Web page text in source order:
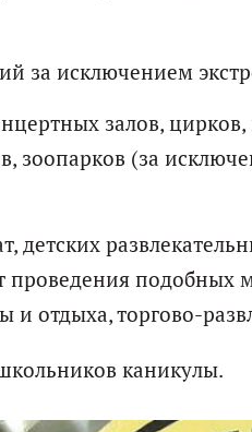
за исключением
залов,
зоопарков (за
детских
подобных
и отдыха, торгово-
каникулы.